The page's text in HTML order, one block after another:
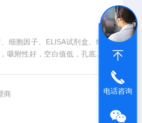
细胞因子、ELISA试剂盒、细
吸附性好，空白值低，孔底透
商 电话咨询